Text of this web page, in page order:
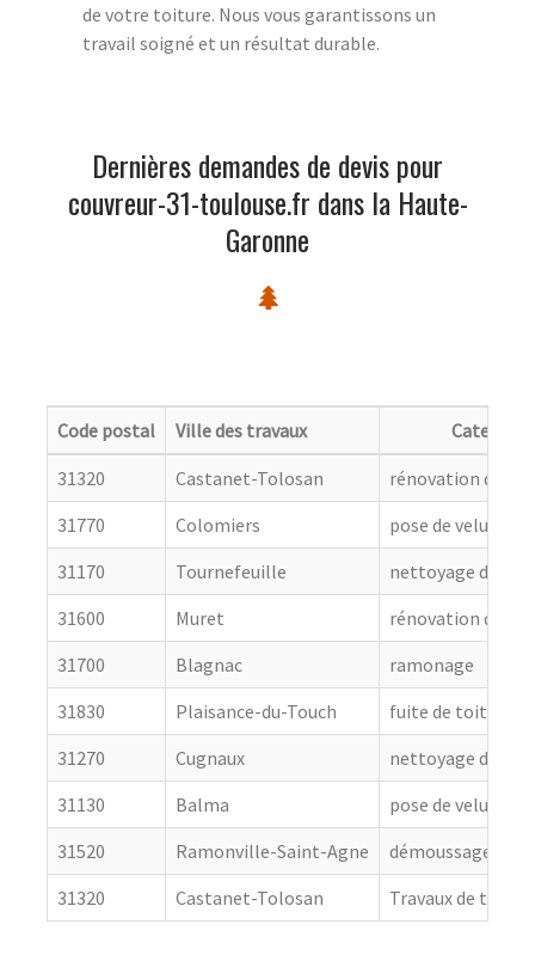
de votre toiture. Nous vous garantissons un
travail soigné et un résultat durable.
Dernières demandes de devis pour
couvreur-31-toulouse.fr dans la Haute-
Garonne
Code postal Ville des travaux
Categorie
31320
Castanet-Tolosan
rénovation de
31770
Colomiers
pose de velux
31170
Tournefeuille
nettoyage de
31600
Muret
rénovation de
31700
Blagnac
ramonage
31830
Plaisance-du-Touch
fuite de toiture
31270
Cugnaux
nettoyage de
31130
Balma
pose de velux
31520
Ramonville-Saint-Agne
démoussage de
31320
Castanet-Tolosan Travaux de